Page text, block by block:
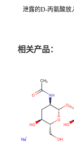
泄露的D-丙氨酸放
相关产品：